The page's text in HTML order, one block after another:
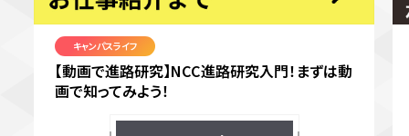
キャンパスライフ
【動画で進路研究】NCC進路研究入門！まずは動
画で知ってみよう！